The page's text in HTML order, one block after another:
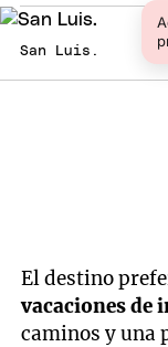
San Luis.
El destino
vacaciones de
caminos y una